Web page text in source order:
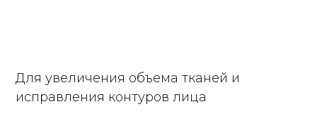
Для увеличения объема тканей и
исправления контуров лица